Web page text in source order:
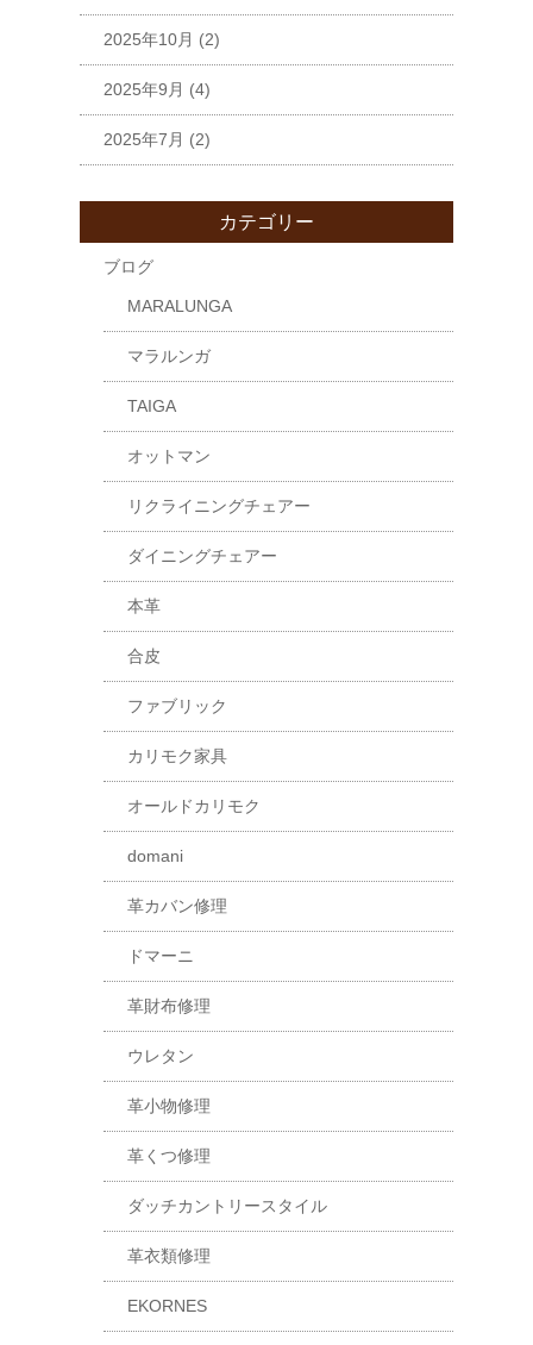
2025年10月 (2)
2025年9月 (4)
2025年7月 (2)
カテゴリー
ブログ
MARALUNGA
マラルンガ
TAIGA
オットマン
リクライニングチェアー
ダイニングチェアー
本革
合皮
ファブリック
カリモク家具
オールドカリモク
domani
革カバン修理
ドマーニ
革財布修理
ウレタン
革小物修理
革くつ修理
ダッチカントリースタイル
革衣類修理
EKORNES